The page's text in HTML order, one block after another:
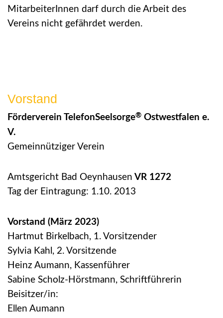
MitarbeiterInnen darf durch die Arbeit des
Vereins nicht gefährdet werden.
Vorstand
Förderverein TelefonSeelsorge® Ostwestfalen e.
V.
Gemeinnütziger Verein
Amtsgericht Bad Oeynhausen VR 1272
Tag der Eintragung: 1.10. 2013
Vorstand (März 2023)
Hartmut Birkelbach, 1. Vorsitzender
Sylvia Kahl, 2. Vorsitzende
Heinz Aumann, Kassenführer
Sabine Scholz-Hörstmann, Schriftführerin
Beisitzer/in:
Ellen Aumann